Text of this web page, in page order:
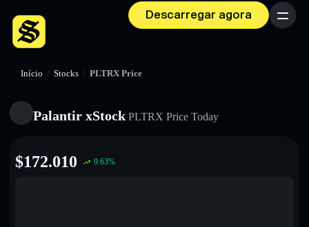
Descarregar agora Menu
Início / Stocks / PLTRX Price
Palantir xStock PLTRX Price Today
$172.010 9.63%